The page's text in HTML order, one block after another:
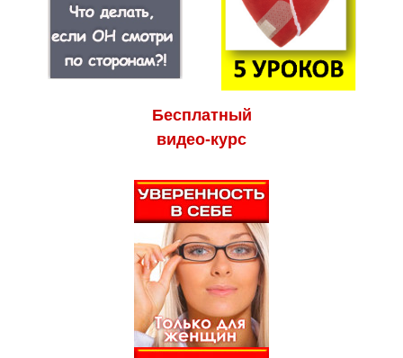
Бесплатный
видео-курс